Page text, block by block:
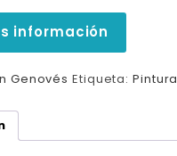
información
Genovés Etiqueta:Pintura